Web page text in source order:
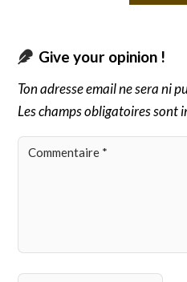
Give your opinion !
Ton adresse email ne sera ni
Les champs obligatoires sont